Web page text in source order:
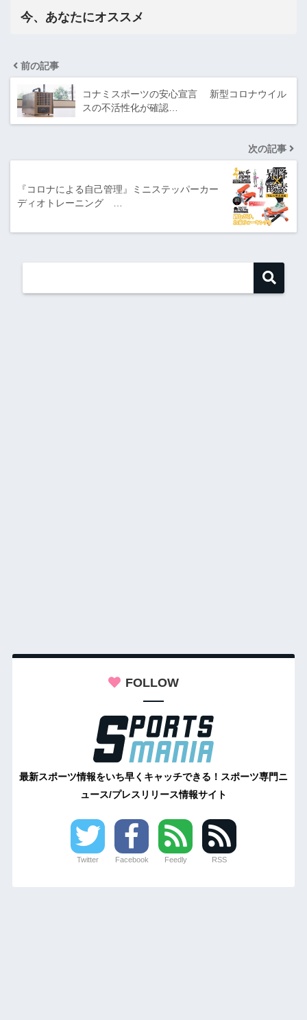
今、あなたにオススメ
前の記事
コナミスポーツの安心宣言 新型コロナウイル
スの不活性化が確認…
次の記事
『コロナによる自己管理』ミニステッパーカー
ディオトレーニング …
FOLLOW
最新スポーツ情報をいち早くキャッチできる！スポーツ専門ニ
ュース/プレスリリース情報サイト
Twitter Facebook Feedly RSS